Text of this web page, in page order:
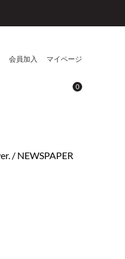
会員加入 マイページ
0
/ NEWSPAPER